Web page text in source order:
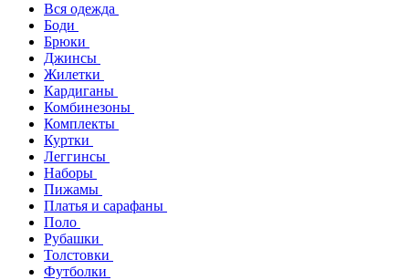
Вся одежда
Боди
Брюки
Джинсы
Жилетки
Кардиганы
Комбинезоны
Комплекты
Куртки
Леггинсы
Наборы
Пижамы
Платья и сарафаны
Поло
Рубашки
Толстовки
Футболки